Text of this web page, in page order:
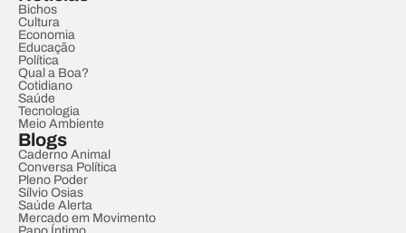
Bichos
Cultura
Economia
Educação
Política
Qual a Boa?
Cotidiano
Saúde
Tecnologia
Meio Ambiente
Blogs
Caderno Animal
Conversa Política
Pleno Poder
Sílvio Osias
Saúde Alerta
Mercado em Movimento